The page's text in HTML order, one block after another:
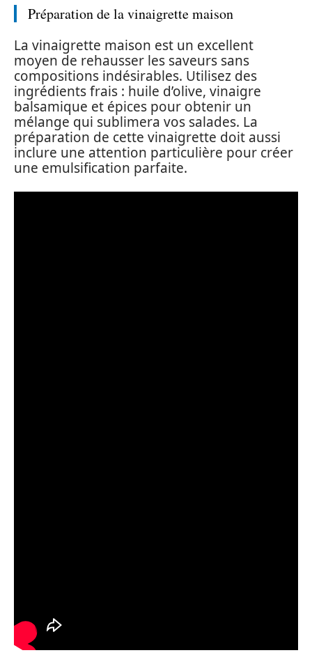
Préparation de la vinaigrette maison
La vinaigrette maison est un excellent
moyen de rehausser les saveurs sans
compositions indésirables. Utilisez des
ingrédients frais : huile d’olive, vinaigre
balsamique et épices pour obtenir un
mélange qui sublimera vos salades. La
préparation de cette vinaigrette doit aussi
inclure une attention particulière pour créer
une emulsification parfaite.